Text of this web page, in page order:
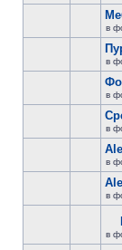
в
в
в
в
в
в
в